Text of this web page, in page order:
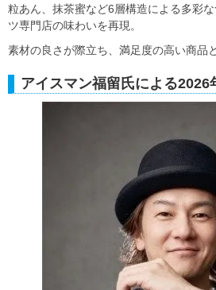
粒あん、抹茶蜜など6層構造による多彩
ツ専門店の味わいを再現。
素材の良さが際立ち、満足度の高い商品
アイスマン福留氏による2026